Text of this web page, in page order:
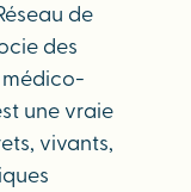
de
des
médico-
une vraie
vivants,